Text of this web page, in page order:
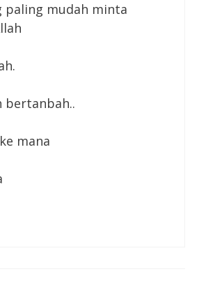
paling mudah minta
bertanbah..
mana